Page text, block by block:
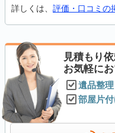
詳しくは、 評価・口コミの
見積もり依
お気軽に
遺品整理
部屋片